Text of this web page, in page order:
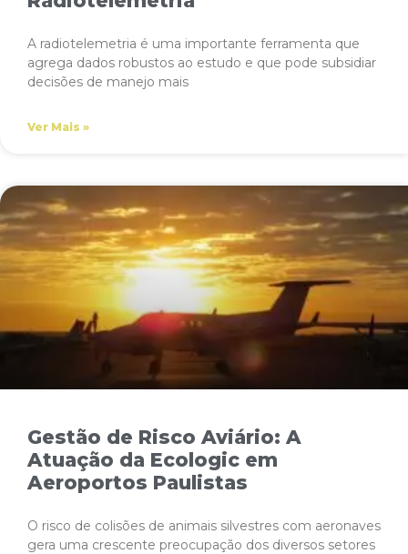
A radiotelemetria é uma importante ferramenta que
agrega dados robustos ao estudo e que pode subsidiar
decisões de manejo mais
Ver Mais »
Gestão de Risco Aviário: A
Atuação da Ecologic em
Aeroportos Paulistas
O risco de colisões de animais silvestres com aeronaves
gera uma crescente preocupação dos diversos setores